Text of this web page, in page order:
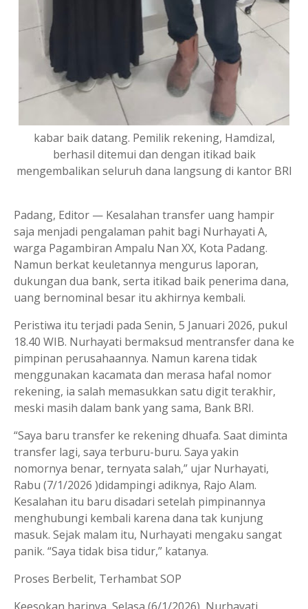
kabar baik datang. Pemilik rekening, Hamdizal,
berhasil ditemui dan dengan itikad baik
mengembalikan seluruh dana langsung di kantor BRI
Padang, Editor — Kesalahan transfer uang hampir
saja menjadi pengalaman pahit bagi Nurhayati A,
warga Pagambiran Ampalu Nan XX, Kota Padang.
Namun berkat keuletannya mengurus laporan,
dukungan dua bank, serta itikad baik penerima dana,
uang bernominal besar itu akhirnya kembali.
Peristiwa itu terjadi pada Senin, 5 Januari 2026, pukul
18.40 WIB. Nurhayati bermaksud mentransfer dana ke
pimpinan perusahaannya. Namun karena tidak
menggunakan kacamata dan merasa hafal nomor
rekening, ia salah memasukkan satu digit terakhir,
meski masih dalam bank yang sama, Bank BRI.
“Saya baru transfer ke rekening dhuafa. Saat diminta
transfer lagi, saya terburu-buru. Saya yakin
nomornya benar, ternyata salah,” ujar Nurhayati,
Rabu (7/1/2026 )didampingi adiknya, Rajo Alam.
Kesalahan itu baru disadari setelah pimpinannya
menghubungi kembali karena dana tak kunjung
masuk. Sejak malam itu, Nurhayati mengaku sangat
panik. “Saya tidak bisa tidur,” katanya.
Proses Berbelit, Terhambat SOP